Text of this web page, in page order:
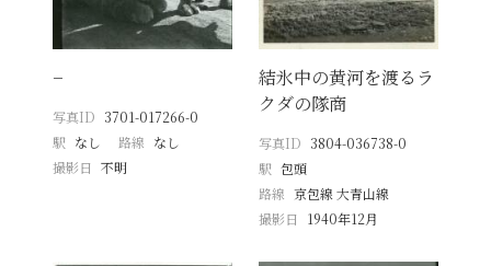
−
写真ID 3701-017266-0
駅 なし 路線 なし
撮影日
不明
結氷中の黄河を渡るラ
クダの隊商
写真ID 3804-036738-0
駅 包頭
路線 京包線 大青山線
撮影日
1940年12月